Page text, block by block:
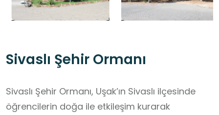
Sivaslı Şehir Ormanı
Sivaslı Şehir Ormanı, Uşak’ın Sivaslı ilçesinde
öğrencilerin doğa ile etkileşim kurarak